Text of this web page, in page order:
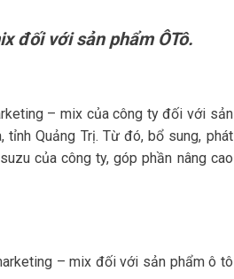
đối với sản phẩm ÔTô.
– mix của công ty đối với sản
Quảng Trị. Từ đó, bổ sung, phát
của công ty, góp phần nâng cao
– mix đối với sản phẩm ô tô